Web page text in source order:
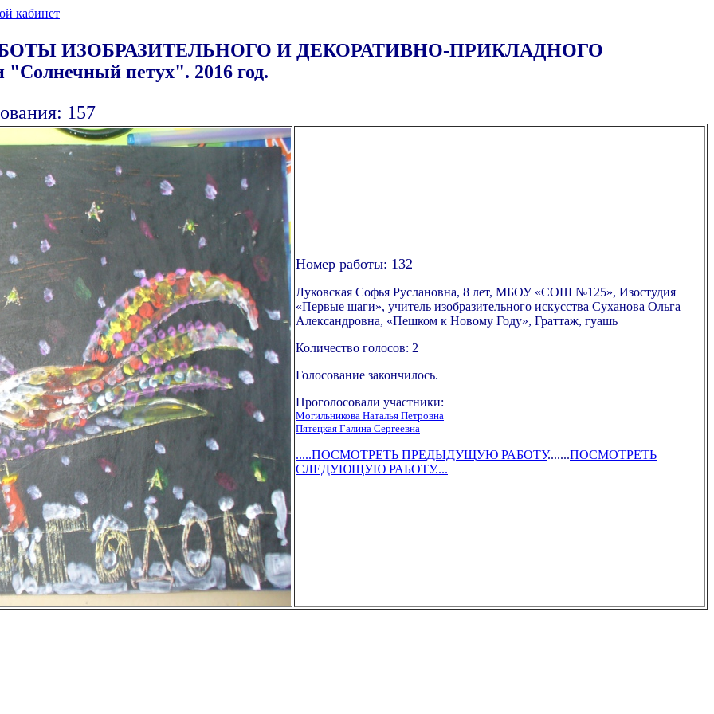
кабинет
ИЗОБРАЗИТЕЛЬНОГО И ДЕКОРАТИВНО-ПРИКЛАДНОГО
петух". 2016 год.
157
Номер работы: 132
Луковская Софья Руслановна, 8 лет, МБОУ «СОШ №125», Изостудия
«Первые шаги», учитель изобразительного искусства Суханова Ольга
Александровна, «Пешком к Новому Году», Граттаж, гуашь
Количество голосов: 2
Голосование закончилось.
Проголосовали участники:
Могильникова Наталья Петровна
Пятецкая Галина Сергеевна
.....ПОСМОТРЕТЬ ПРЕДЫДУЩУЮ РАБОТУ.......ПОСМОТРЕТЬ
СЛЕДУЮЩУЮ РАБОТУ....